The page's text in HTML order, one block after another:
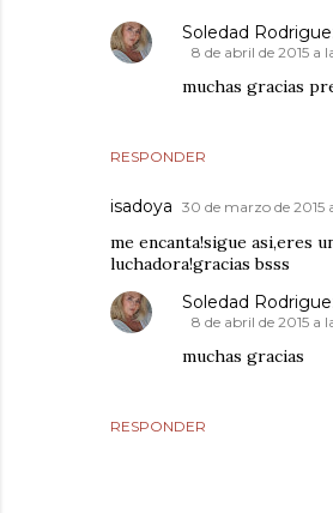
RESPONDER
Soledad
8 de abril de 2015 a
muchas gracias
isadoya 30 de marzo de 2015
me encanta!sigue asi,eres
luchadora!gracias bsss
RESPONDER
Soledad
8 de abril de 2015 a
muchas gracias